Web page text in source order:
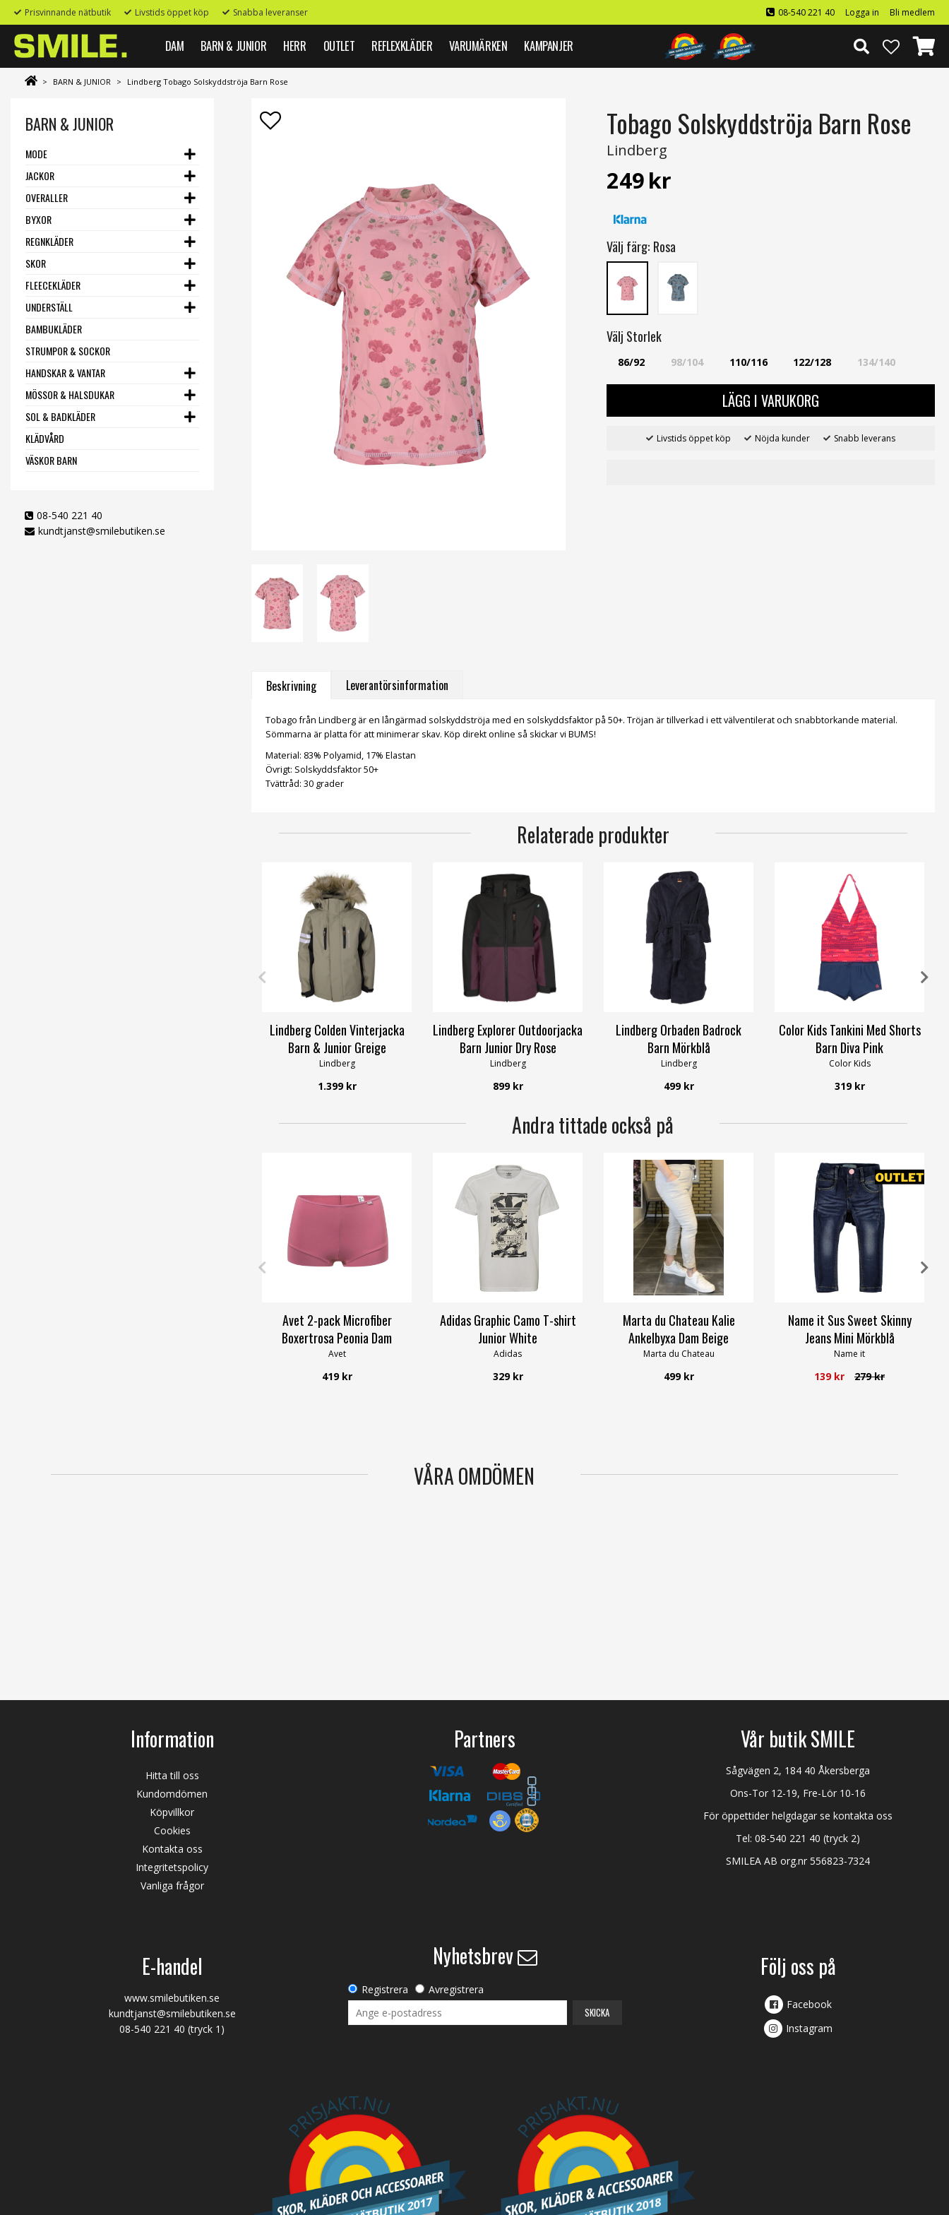
Prisvinnande nätbutik Livstids öppet köp Snabba leveranser 08-540 221 40 Logga in Bli medlem
DAM BARN & JUNIOR HERR OUTLET REFLEXKLÄDER VARUMÄRKEN KAMPANJER
> BARN & JUNIOR > Lindberg Tobago Solskyddströja Barn Rose
BARN & JUNIOR
MODE
JACKOR
OVERALLER
BYXOR
REGNKLÄDER
SKOR
FLEECEKLÄDER
UNDERSTÄLL
BAMBUKLÄDER
STRUMPOR & SOCKOR
HANDSKAR & VANTAR
MÖSSOR & HALSDUKAR
SOL & BADKLÄDER
KLÄDVÅRD
VÄSKOR BARN
08-540 221 40
kundtjanst@smilebutiken.se
Tobago Solskyddströja Barn Rose
Lindberg
249kr
Välj färg: Rosa
Välj Storlek
86/92 98/104 110/116 122/128 134/140
LÄGG I VARUKORG
Livstids öppet köp Nöjda kunder Snabb leverans
Beskrivning Leverantörsinformation
Tobago från Lindberg är en långärmad solskyddströja med en solskyddsfaktor på 50+. Tröjan är tillverkad i ett välventilerat och snabbtorkande material.
Sömmarna är platta för att minimerar skav. Köp direkt online så skickar vi BUMS!
Material: 83% Polyamid, 17% Elastan
Övrigt: Solskyddsfaktor 50+
Tvättråd: 30 grader
Relaterade produkter
Lindberg Colden Vinterjacka
Barn & Junior Greige
Lindberg
1.399 kr
Lindberg Explorer Outdoorjacka
Barn Junior Dry Rose
Lindberg
899 kr
Lindberg Orbaden Badrock
Barn Mörkblå
Lindberg
499 kr
Color Kids Tankini Med Shorts
Barn Diva Pink
Color Kids
319 kr
Andra tittade också på
Avet 2-pack Microfiber
Boxertrosa Peonia Dam
Avet
419 kr
Adidas Graphic Camo T-shirt
Junior White
Adidas
329 kr
Marta du Chateau Kalie
Ankelbyxa Dam Beige
Marta du Chateau
499 kr
Name it Sus Sweet Skinny
Jeans Mini Mörkblå
Name it
139 kr 279 kr
VÅRA OMDÖMEN
Information
Hitta till oss
Kundomdömen
Köpvillkor
Cookies
Kontakta oss
Integritetspolicy
Vanliga frågor
Partners Vår butik SMILE
Sågvägen 2, 184 40 Åkersberga
Ons-Tor 12-19, Fre-Lör 10-16
För öppettider helgdagar se kontakta oss
Tel:08-540 221 40 (tryck 2)
SMILEA AB org.nr 556823-7324
E-handel
www.smilebutiken.se
kundtjanst@smilebutiken.se
08-540 221 40 (tryck 1)
Nyhetsbrev
Registrera Avregistrera
SKICKA
Följ oss på
Facebook
Instagram